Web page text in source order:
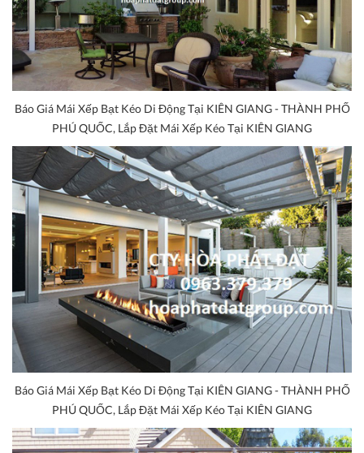
Báo Giá Mái Xếp Bạt Kéo Di Động Tại KIÊN GIANG - THÀNH PHỐ
PHÚ QUỐC, Lắp Đặt Mái Xếp Kéo Tại KIÊN GIANG
Báo Giá Mái Xếp Bạt Kéo Di Động Tại KIÊN GIANG - THÀNH PHỐ
PHÚ QUỐC, Lắp Đặt Mái Xếp Kéo Tại KIÊN GIANG